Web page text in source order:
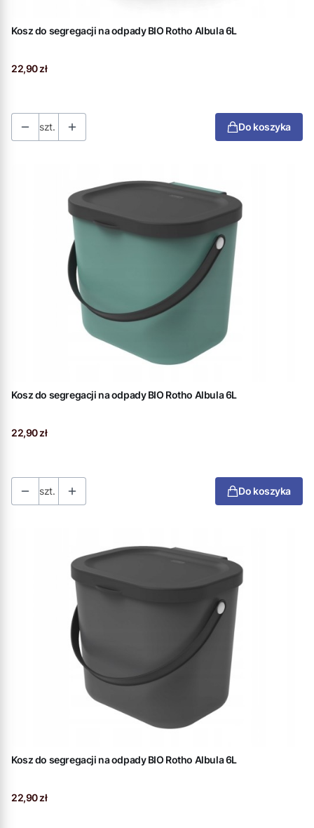
Kosz do segregacji na odpady BIO Rotho Albula 6L
Cena
22,90 zł
szt. Do koszyka
Kosz do segregacji na odpady BIO Rotho Albula 6L
Cena
22,90 zł
szt. Do koszyka
Kosz do segregacji na odpady BIO Rotho Albula 6L
Cena
22,90 zł